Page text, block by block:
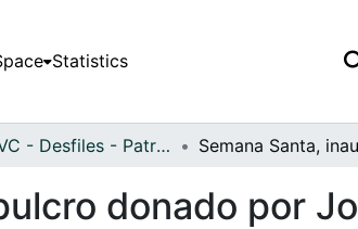
Statistics
APFFVC - Desfiles - Patrimonial
donado por